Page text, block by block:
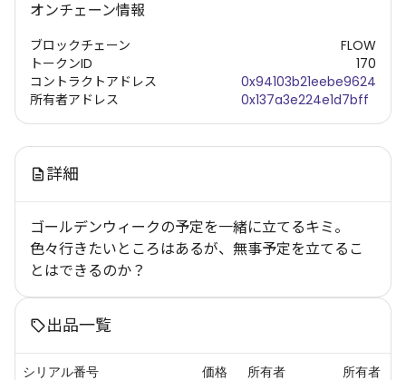
オンチェーン情報
ブロックチェーン
トークンID
コントラクトアドレス
所有者アドレス
FLOW
170
0x94103b21eebe9624
0x137a3e224e1d7bff
詳細
ゴールデンウィークの予定を一緒に立てるキミ。
色々行きたいところはあるが、無事予定を立てるこ
とはできるのか？
出品一覧
シリアル番号 価格 所有者 所有者